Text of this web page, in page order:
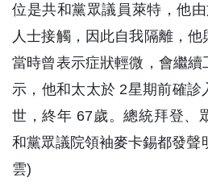
位是共和黨眾議員萊特，他
人士接觸，因此自我隔離，
當時曾表示症狀輕微，會繼
示，他和太太於 2星期前確診
世，終年 67歲。總統拜登、
和黨眾議院領袖麥卡錫都發
雲)